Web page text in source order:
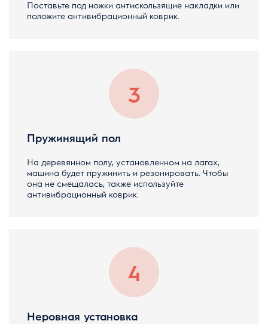
Поставьте под ножки антискользящие накладки или
положите антивибрационный коврик.
Пружинящий пол
На деревянном полу, установленном на лагах,
машина будет пружинить и резонировать. Чтобы
она не смещалась, также используйте
антивибрационный коврик.
Неровная установка